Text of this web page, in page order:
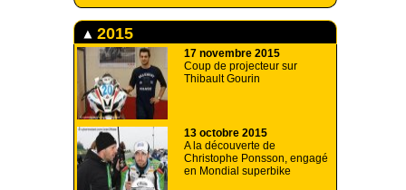
2015
17 novembre 2015
Coup de projecteur sur
Thibault Gourin
13 octobre 2015
A la découverte de
Christophe Ponsson, engagé
en Mondial superbike